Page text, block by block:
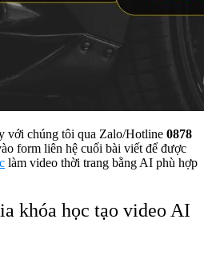
với chúng tôi qua Zalo/Hotline 0878
form liên hệ cuối bài viết để được
làm video thời trang bằng AI phù hợp
khóa học tạo video AI